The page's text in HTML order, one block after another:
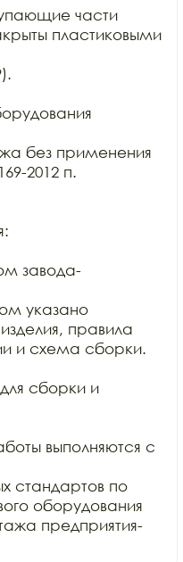
части
пластиковыми
без применения
2012 п.
завода-
указано
правила
и схема сборки.
сборки и
выполняются с
стандартов по
оборудования
предприятия-